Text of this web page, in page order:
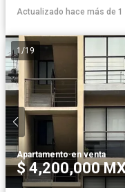
Actualizado hace más de 1
1 /19
Apartamento·en venta
$ 4,200,000